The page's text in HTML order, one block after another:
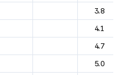
3.8
4.1
4.7
5.0